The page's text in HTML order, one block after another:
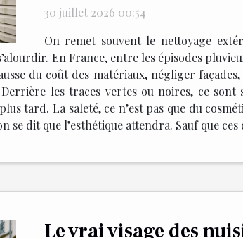
30 juillet 2026 00:54
On remet souvent le nettoyage
En France, entre les épisodes
du coût des matériaux, négliger
les traces vertes ou noires, ce
tard. La saleté, ce n’est pas que du
se dit que l’esthétique attendra. Sauf que
Le vrai visage des